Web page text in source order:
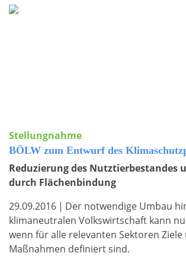
Stellungnahme
BÖLW zum Entwurf des
Reduzierung des Nutztierbestandes
durch Flächenbindung
29.09.2016 | Der notwendige Umbau
klimaneutralen Volkswirtschaft kann
wenn für alle relevanten Sektoren Ziele
Maßnahmen definiert sind.